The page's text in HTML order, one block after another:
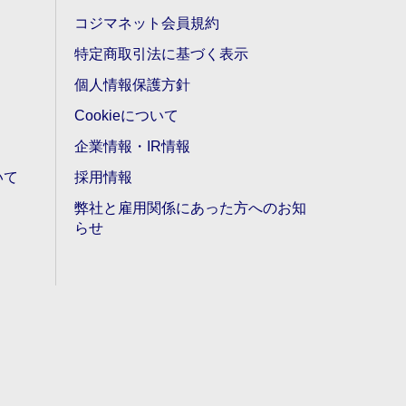
コジマネット会員規約
特定商取引法に基づく表示
個人情報保護方針
Cookieについて
企業情報・IR情報
採用情報
弊社と雇用関係にあった方へのお知
らせ